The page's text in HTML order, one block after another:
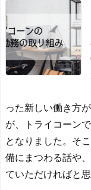
った新しい働き方
が、トライコーン
となりました。 そ
備にまつわる話や
ていただければと